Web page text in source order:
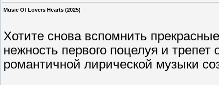
Music Of Lovers Hearts (2025)
Хотите снова вспомнить
нежность первого поцелуя и трепет
романтичной лирической музыки